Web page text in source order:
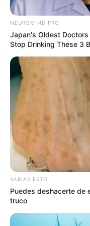
EPM
Energía eléctrica en
Por:Paola Agredo
Mayo 28, 2024
NEUROMIND PRO
Japan's Oldest
Stop Drinking These 3
SABIAS ESTO
Puedes deshacerte de
truco